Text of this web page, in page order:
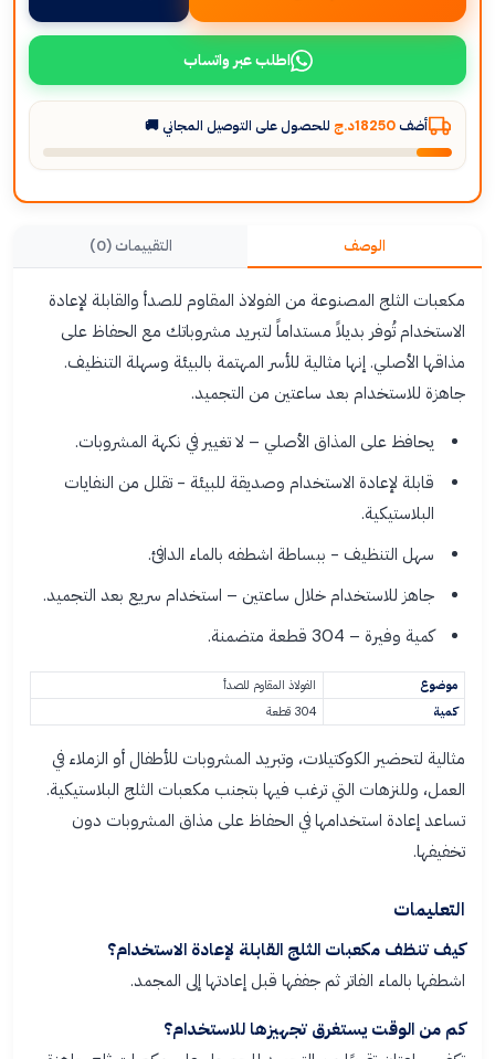
اطلب عبر واتساب
أضف 18250د.ج للحصول على التوصيل المجاني 🚚
الوصف التقييمات (0)
مكعبات الثلج المصنوعة من الفولاذ المقاوم للصدأ والقابلة لإعادة
الاستخدام تُوفر بديلاً مستداماً لتبريد مشروباتك مع الحفاظ على
مذاقها الأصلي. إنها مثالية للأسر المهتمة بالبيئة وسهلة التنظيف.
جاهزة للاستخدام بعد ساعتين من التجميد.
يحافظ على المذاق الأصلي – لا تغيير في نكهة المشروبات.
قابلة لإعادة الاستخدام وصديقة للبيئة - تقلل من النفايات
البلاستيكية.
سهل التنظيف - ببساطة اشطفه بالماء الدافئ.
جاهز للاستخدام خلال ساعتين – استخدام سريع بعد التجميد.
كمية وفيرة – 304 قطعة متضمنة.
موضوع
الفولاذ المقاوم للصدأ
كمية
304 قطعة
مثالية لتحضير الكوكتيلات، وتبريد المشروبات للأطفال أو الزملاء في
العمل، وللنزهات التي ترغب فيها بتجنب مكعبات الثلج البلاستيكية.
تساعد إعادة استخدامها في الحفاظ على مذاق المشروبات دون
تخفيفها.
التعليمات
كيف تنظف مكعبات الثلج القابلة لإعادة الاستخدام؟
اشطفها بالماء الفاتر ثم جففها قبل إعادتها إلى المجمد.
كم من الوقت يستغرق تجهيزها للاستخدام؟